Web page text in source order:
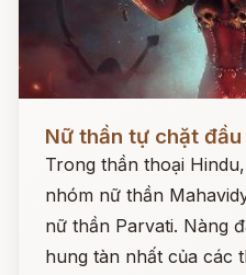
Nữ thần tự chặt
Trong thần thoại
nhóm nữ thần
nữ thần Parvati. Nàng
hung tàn nhất của các